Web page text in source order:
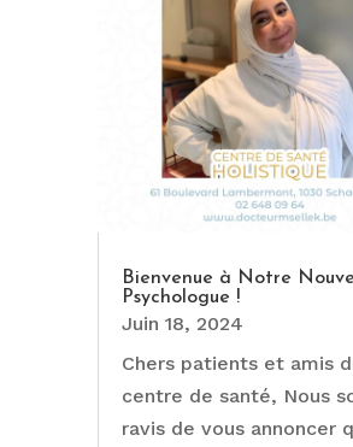
Bienvenue à Notre
Psychologue !
Juin 18, 2024
Chers patients et amis
centre de santé, Nous
ravis de vous annoncer